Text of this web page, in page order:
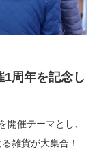
周年を記念し
開催テーマとし、
雑貨が大集合！